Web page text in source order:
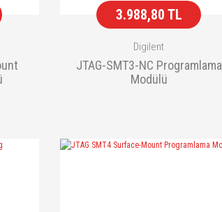
3.988,80 TL
Digilent
JTAG-SMT3-NC Programlama
Modülü